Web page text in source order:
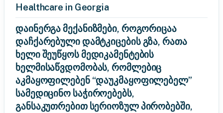
Healthcare in Georgia
დაინერგა მექანიზმები, როგორიცაა
დაჩქარებული დამტკიცების გზა, რათა
ხელი შეუწყოს მედიკამენტების
ხელმისაწვდომობას, რომლებიც
აკმაყოფილებენ “დაუკმაყოფილებელ”
სამედიცინო საჭიროებებს,
განსაკუთრებით სერიოზულ პირობებში,